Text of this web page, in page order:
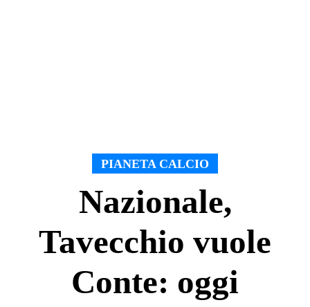
PIANETA CALCIO
Nazionale,
Tavecchio vuole
Conte: oggi